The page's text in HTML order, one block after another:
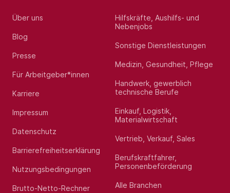
Über uns
Blog
Presse
Für Arbeitgeber*innen
Karriere
Impressum
Datenschutz
Barrierefreiheitserklärung
Nutzungsbedingungen
Brutto-Netto-Rechner
Hilfskräfte, Aushilfs- und
Nebenjobs
Sonstige Dienstleistungen
Medizin, Gesundheit, Pflege
Handwerk, gewerblich
technische Berufe
Einkauf, Logistik,
Materialwirtschaft
Vertrieb, Verkauf, Sales
Berufskraftfahrer,
Personenbeförderung
Alle Branchen